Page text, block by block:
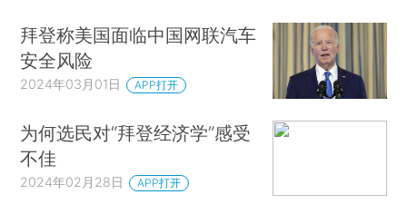
拜登称美国面临中国网联汽车
安全风险
2024年03月01日 APP打开
为何选民对“拜登经济学”感受
不佳
2024年02月28日 APP打开